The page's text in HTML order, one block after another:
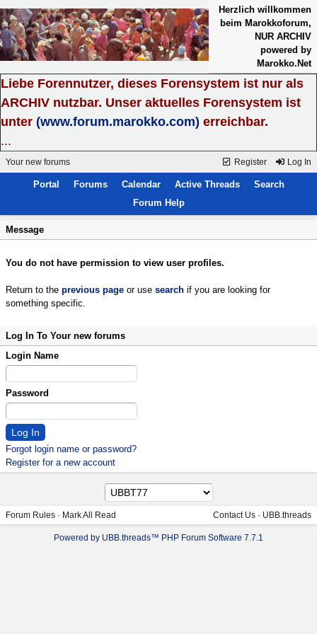
Herzlich willkommen
beim Marokkoforum,
NUR ARCHIV
powered by
Marokko.Net
Liebe Forennutzer, dieses Forensystem ist nur als
ARCHIV nutzbar. Unser aktuelles Forensystem ist
unter (www.forum.marokko.com) erreichbar.
...
Register Log In
Your new forums
Portal Forums Calendar Active Threads
Search
Forum Help
Message
You do not have permission to view user profiles.
Return to the previous page or use search if you are looking for
something specific.
Log In To Your new forums
Login Name
Password
Forgot login name or password?
Register for a new account
Forum Rules · Mark All Read Contact Us · UBB.threads
Powered by UBB.threads™ PHP Forum Software 7.7.1